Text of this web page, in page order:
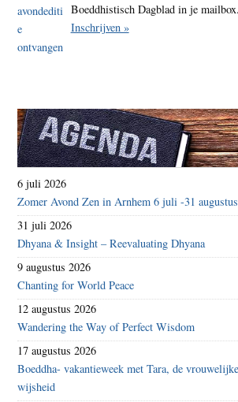
Boeddhistisch Dagblad in je mailbox.
Inschrijven »
6 juli 2026
Zomer Avond Zen in Arnhem 6 juli -31 augustus
31 juli 2026
Dhyana & Insight – Reevaluating Dhyana
9 augustus 2026
Chanting for World Peace
12 augustus 2026
Wandering the Way of Perfect Wisdom
17 augustus 2026
Boeddha- vakantieweek met Tara, de
wijsheid